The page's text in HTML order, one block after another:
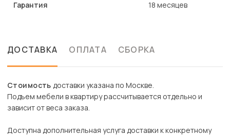
Гарантия 18 месяцев
ДОСТАВКА ОПЛАТА СБОРКА
Стоимость доставки указана по Москве.
Подъем мебели в квартиру рассчитывается отдельно и
зависит от веса заказа.
Доступна дополнительная услуга доставки к конкретному